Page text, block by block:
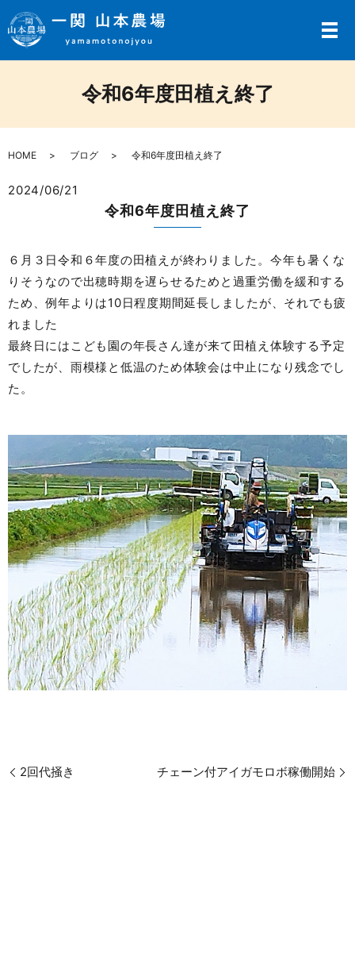
メ
令和6年度田植え終了
HOME ブログ 令和6年度田植え終了
2024/06/21
令和6年度田植え終了
６月３日令和６年度の田植えが終わりました。今年も暑くな
りそうなので出穂時期を遅らせるためと過重労働を緩和する
ため、例年よりは10日程度期間延長しましたが、それでも疲
れました
最終日にはこども園の年長さん達が来て田植え体験する予定
でしたが、雨模様と低温のため体験会は中止になり残念でし
た。
2回代掻き チェーン付アイガモロボ稼働開始